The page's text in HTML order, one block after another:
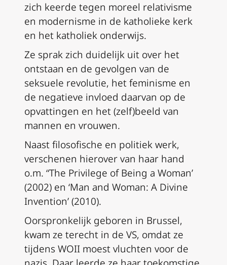
zich keerde tegen moreel relativisme
en modernisme in de katholieke kerk
en het katholiek onderwijs.
Ze sprak zich duidelijk uit over het
ontstaan en de gevolgen van de
seksuele revolutie, het feminisme en
de negatieve invloed daarvan op de
opvattingen en het (zelf)beeld van
mannen en vrouwen.
Naast filosofische en politiek werk,
verschenen hierover van haar hand
o.m. “The Privilege of Being a Woman’
(2002) en ‘Man and Woman: A Divine
Invention’ (2010).
Oorspronkelijk geboren in Brussel,
kwam ze terecht in de VS, omdat ze
tijdens WOII moest vluchten voor de